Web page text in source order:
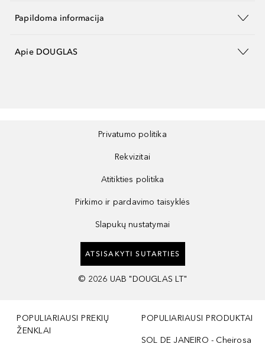
Papildoma informacija
Apie DOUGLAS
Privatumo politika
Rekvizitai
Atitikties politika
Pirkimo ir pardavimo taisyklės
Slapukų nustatymai
ATSISAKYTI SUTARTIES
© 2026 UAB "DOUGLAS LT"
POPULIARIAUSI PREKIŲ
ŽENKLAI
POPULIARIAUSI PRODUKTAI
SOL DE JANEIRO - Cheirosa